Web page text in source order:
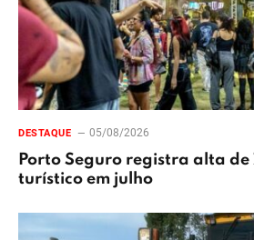
DESTAQUE 05/08/2026
Porto Seguro registra alta de
turístico em julho